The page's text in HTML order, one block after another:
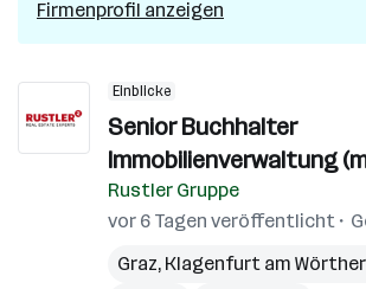
Firmenprofil anzeigen
Einblicke
Senior Buchhalter
Immobilienverwaltung
Rustler Gruppe
vor 6 Tagen veröffentlicht
Graz, Klagenfurt am